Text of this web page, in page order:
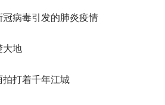
冠病毒引发的肺炎疫情
大地
拍打着千年江城